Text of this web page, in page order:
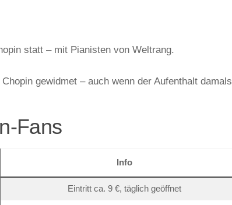
statt – mit Pianisten von Weltrang.
gewidmet – auch wenn der Aufenthalt damals
Fans
Info
Eintritt ca. 9 €, täglich geöffnet